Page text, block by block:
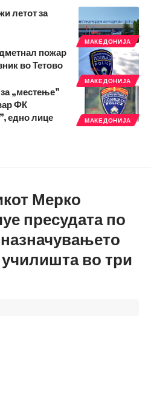
МАКЕДОНИЈА
летот за
МАКЕДОНИЈА
пожар
во Тетово
МАКЕДОНИЈА
„местење”
ФК
едно лице
Мерко
пресудата по
во три